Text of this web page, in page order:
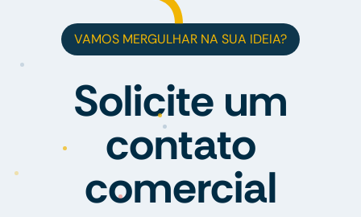
VAMOS MERGULHAR NA SUA IDEIA?
Solicite um
contato
comercial